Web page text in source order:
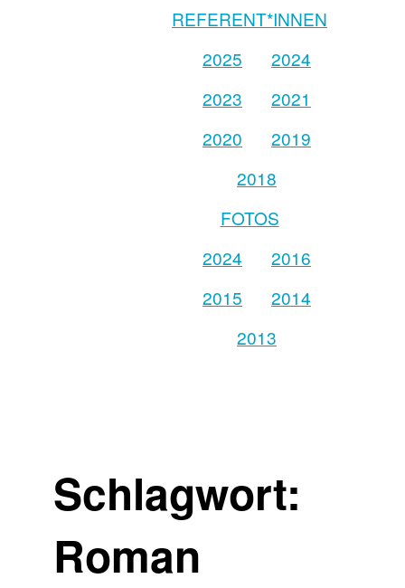
REFERENT*INNEN
2025
2024
2023
2021
2020
2019
2018
FOTOS
2024
2016
2015
2014
2013
Schlagwort:
Roman